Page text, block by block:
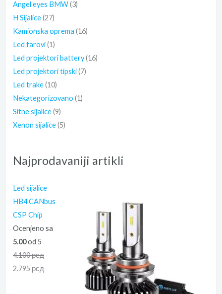
Angel eyes BMW(3)
H Sijalice(27)
Kamionska oprema (16)
Led farovi(1)
Led projektori battery(16)
Led projektori tipski(7)
Led trake(10)
Nekategorizovano (1)
Sitne sijalice(9)
Xenon sijalice(5)
Najprodavaniji artikli
Led sijalice
HB4 CANbus
CSP Chip
Ocenjeno sa
5.00od 5
4.100рсд
2.795 рсд